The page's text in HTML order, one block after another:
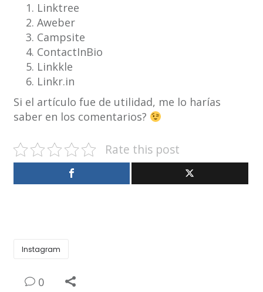
Linktree
Aweber
Campsite
ContactInBio
Linkkle
Linkr.in
Si el artículo fue de utilidad, me lo harías
saber en los comentarios?
Rate this post
Instagram
0